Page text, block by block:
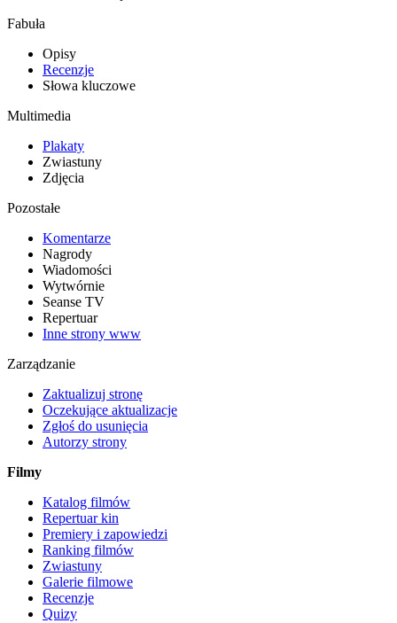
Fabuła
Opisy
Recenzje
Słowa kluczowe
Multimedia
Plakaty
Zwiastuny
Zdjęcia
Pozostałe
Komentarze
Nagrody
Wiadomości
Wytwórnie
Seanse TV
Repertuar
Inne strony www
Zarządzanie
Zaktualizuj stronę
Oczekujące aktualizacje
Zgłoś do usunięcia
Autorzy strony
Filmy
Katalog filmów
Repertuar kin
Premiery i zapowiedzi
Ranking filmów
Zwiastuny
Galerie filmowe
Recenzje
Quizy